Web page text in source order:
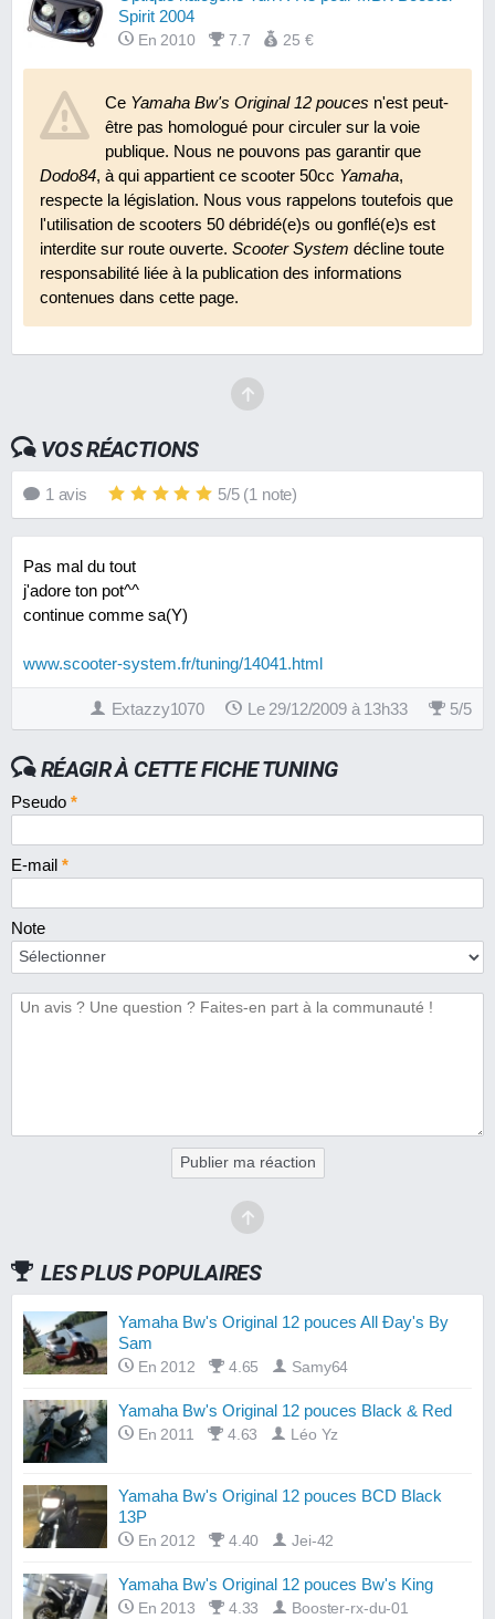
Spirit 2004
En 2010 7.7 25 €
En 2008 7.8 21 €
Ce Yamaha Bw's Original 12 pouces n'est peut-
être pas homologué pour circuler sur la voie
publique. Nous ne pouvons pas garantir que
Dodo84, à qui appartient ce scooter 50cc Yamaha,
respecte la législation. Nous vous rappelons toutefois que
l'utilisation de scooters 50 débridé(e)s ou gonflé(e)s est
interdite sur route ouverte. Scooter System décline toute
responsabilité liée à la publication des informations
contenues dans cette page.
VOS RÉACTIONS
1 avis 5/5(1 note)
Pas mal du tout
j'adore ton pot^^
continue comme sa(Y)
www.scooter-system.fr/tuning/14041.html
Extazzy1070 Le 29/12/2009 à 13h33 5/5
RÉAGIR À CETTE FICHE TUNING
Pseudo *
E-mail *
Note
Publier ma réaction
LES PLUS POPULAIRES
Yamaha Bw's Original 12 pouces All Ðay's By
Sam
En 2012 4.65 Samy64
Yamaha Bw's Original 12 pouces Black & Red
En 2011 4.63 Léo Yz
Yamaha Bw's Original 12 pouces BCD Black
13P
En 2012 4.40 Jei-42
Yamaha Bw's Original 12 pouces Bw's King
En 2013 4.33 Booster-rx-du-01